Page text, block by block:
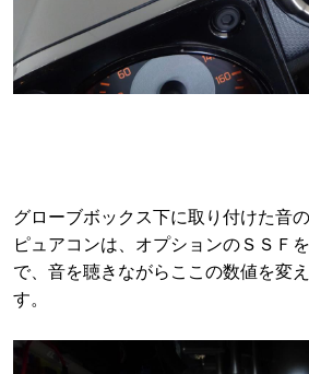
グローブボックス下に取り付けた音
ピュアコンは、オプションのＳＳＦ
で、音を聴きながらここの数値を変
す。